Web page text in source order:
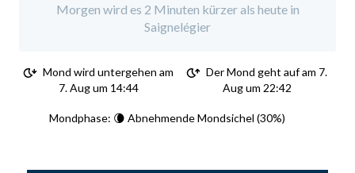
Morgen wird es 2 Minuten kürzer als heute in
Saignelégier
Mond wird untergehen am
7. Aug um 14:44
Der Mond geht auf am 7.
Aug um 22:42
Mondphase: 🌘 Abnehmende Mondsichel (30%)